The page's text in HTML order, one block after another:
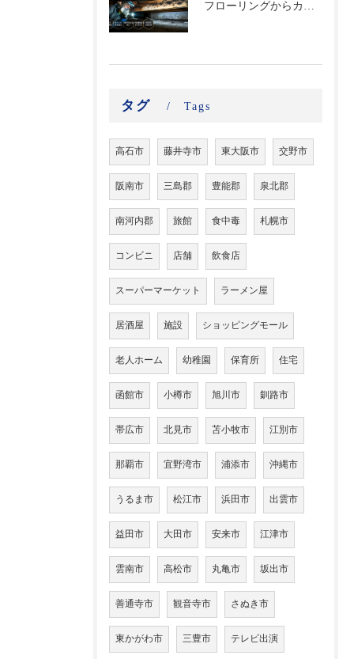
タグ Tags
高石市 藤井寺市 東大阪市 交野市
阪南市 三島郡 豊能郡 泉北郡
南河内郡 旅館 食中毒 札幌市
コンビニ 店舗 飲食店
スーパーマーケット ラーメン屋
居酒屋 施設 ショッピングモール
老人ホーム 幼稚園 保育所 住宅
函館市 小樽市 旭川市 釧路市
帯広市 北見市 苫小牧市 江別市
那覇市 宜野湾市 浦添市 沖縄市
うるま市 松江市 浜田市 出雲市
益田市 大田市 安来市 江津市
雲南市 高松市 丸亀市 坂出市
善通寺市 観音寺市 さぬき市
東かがわ市 三豊市 テレビ出演